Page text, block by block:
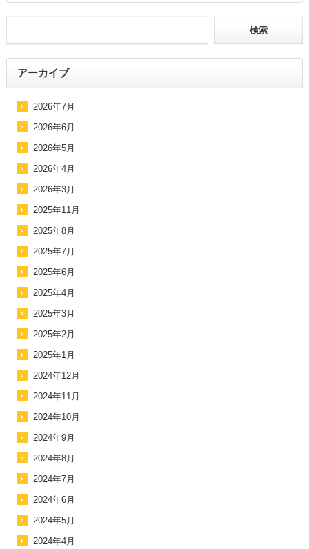
アーカイブ
2026年7月
2026年6月
2026年5月
2026年4月
2026年3月
2025年11月
2025年8月
2025年7月
2025年6月
2025年4月
2025年3月
2025年2月
2025年1月
2024年12月
2024年11月
2024年10月
2024年9月
2024年8月
2024年7月
2024年6月
2024年5月
2024年4月